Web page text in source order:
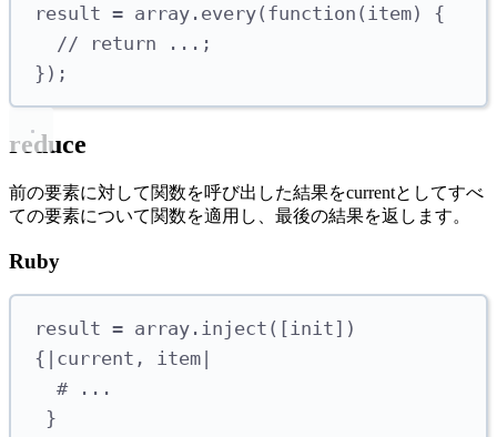
result = array . every( function ( item)
{
// return ...;
});
reduce
前の要素に対して関数を呼び出した結果をcurrentとしてすべ
ての要素について関数を適用し、最後の結果を返します。
Ruby
result = array . inject ([ init ])
{| current , item |
# ...
}